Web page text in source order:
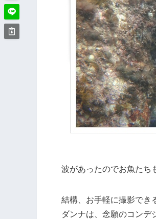
波があったのでお魚たち
結構、お手軽に撮影でき
ダンナは、念願のコンデ